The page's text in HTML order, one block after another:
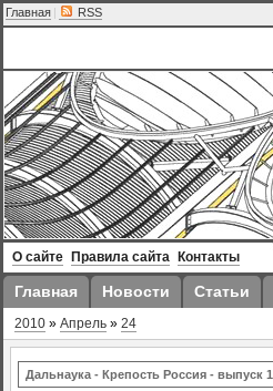
Главная | RSS
О сайте Правила сайта Контакты
Главная Новости Статьи
2010 » Апрель » 24
Дальнаука - Крепость Россия - выпуск 1